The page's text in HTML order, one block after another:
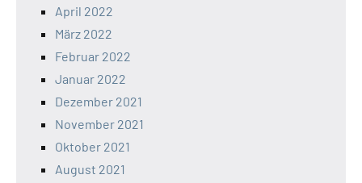
April 2022
März 2022
Februar 2022
Januar 2022
Dezember 2021
November 2021
Oktober 2021
August 2021